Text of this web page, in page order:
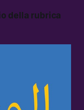
della rubrica